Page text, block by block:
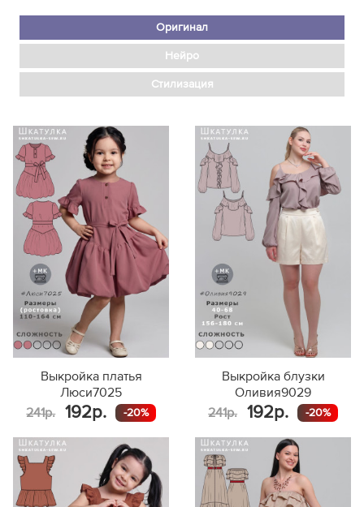
Выкройка платья
Люси7025
241р.
192р. -20%
Выкройка блузки
Оливия9029
241р.
192р. -20%
Оригинал
Нейро
Стилизация